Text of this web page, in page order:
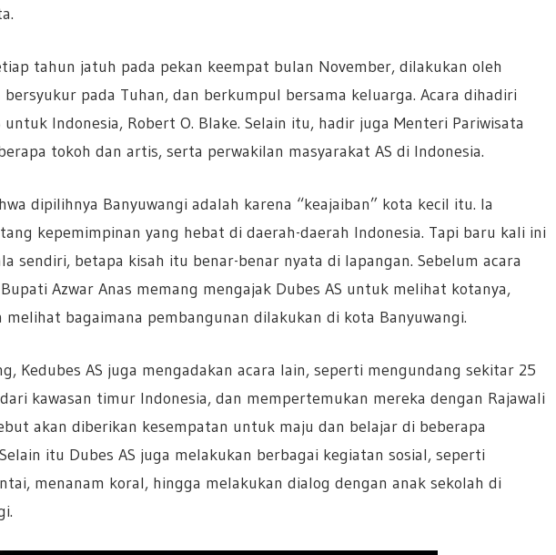
tahun jatuh pada pekan keempat bulan November, dilakukan oleh
bersyukur pada Tuhan, dan berkumpul bersama keluarga. Acara dihadiri
Indonesia, Robert O. Blake. Selain itu, hadir juga Menteri Pariwisata
tokoh dan artis, serta perwakilan masyarakat AS di Indonesia.
dipilihnya Banyuwangi adalah karena “keajaiban” kota kecil itu. Ia
kepemimpinan yang hebat di daerah-daerah Indonesia. Tapi baru kali ini
sendiri, betapa kisah itu benar-benar nyata di lapangan. Sebelum acara
Azwar Anas memang mengajak Dubes AS untuk melihat kotanya,
bagaimana pembangunan dilakukan di kota Banyuwangi.
Kedubes AS juga mengadakan acara lain, seperti mengundang sekitar 25
kawasan timur Indonesia, dan mempertemukan mereka dengan Rajawali
akan diberikan kesempatan untuk maju dan belajar di beberapa
itu Dubes AS juga melakukan berbagai kegiatan sosial, seperti
menanam koral, hingga melakukan dialog dengan anak sekolah di